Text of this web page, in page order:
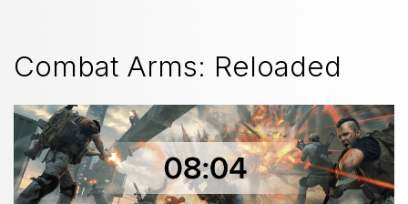
Combat Arms: Reloaded